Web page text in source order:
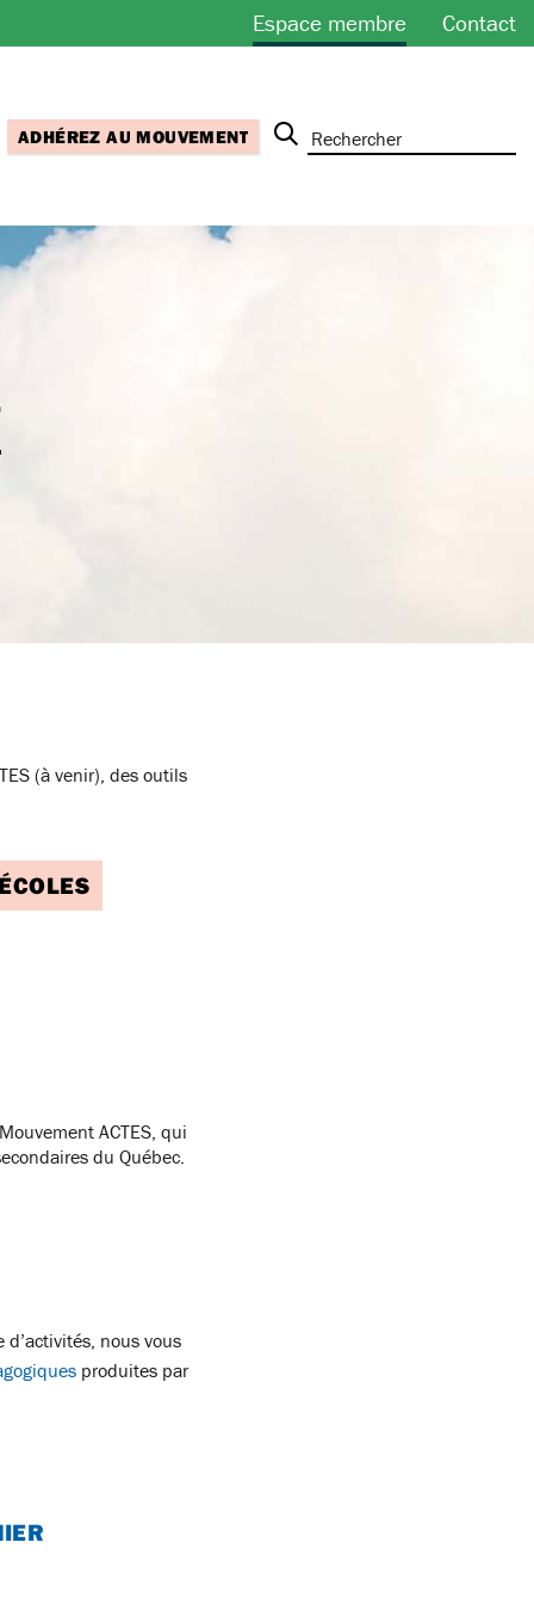
Espace membre Contact
ADHÉREZ AU MOUVEMENT
(à venir), des outils
ACTES, qui
du Québec.
nous vous
produites par